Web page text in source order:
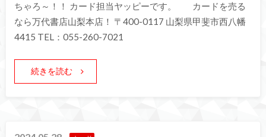
ちゃろ～！！ カード担当ヤッピーです。 カードを売る
なら万代書店山梨本店！ 〒400-0117 山梨県甲斐市西八幡
4415 TEL：055-260-7021
続きを読む